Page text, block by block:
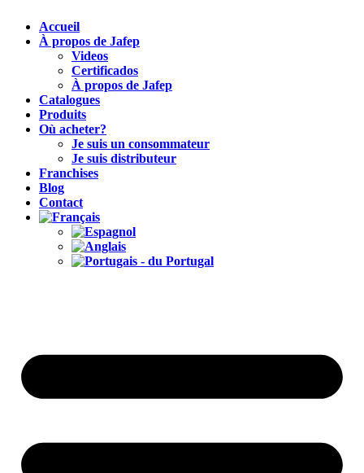
Accueil
À propos de Jafep
Videos
Certificados
À propos de Jafep
Catalogues
Produits
Où acheter?
Je suis un consommateur
Je suis distributeur
Franchises
Blog
Contact